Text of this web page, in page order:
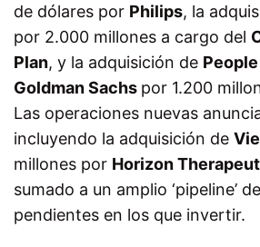
de dólares por Philips, la
por 2.000 millones a cargo del
Plan, y la adquisición de People
Goldman Sachs por 1.200
Las operaciones nuevas
incluyendo la adquisición de
millones por Horizon
sumado a un amplio ‘pipeline’
pendientes en los que invertir.